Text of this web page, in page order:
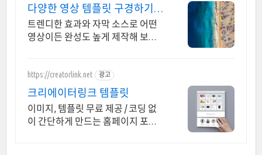
다양한 영상 템플릿 구경하기
트렌드를 이끄는 인기 콘텐츠
트렌디한 효과와 자막 소스로 어떤
영상이든 완성도 높게 제작해 보세
https://creatorlink.net 광고
크리에이터링크 템플릿
이미지, 템플릿 무료 제공 / 코딩 없
이 간단하게 만드는 홈페이지 포트